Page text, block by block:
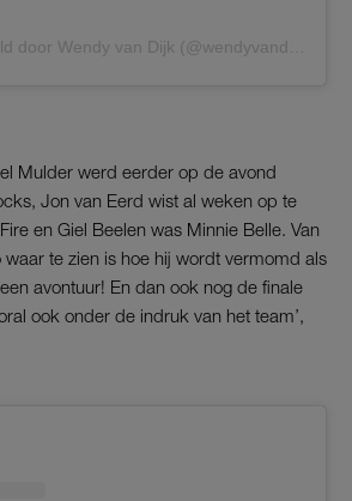
Een bericht gedeeld door Wendy van Dijk (@wendyvandijk3)
Mulder werd eerder op de avond
Jon van Eerd wist al weken op te
en Giel Beelen was Minnie Belle. Van
te zien is hoe hij wordt vermomd als
avontuur! En dan ook nog de finale
ook onder de indruk van het team’,